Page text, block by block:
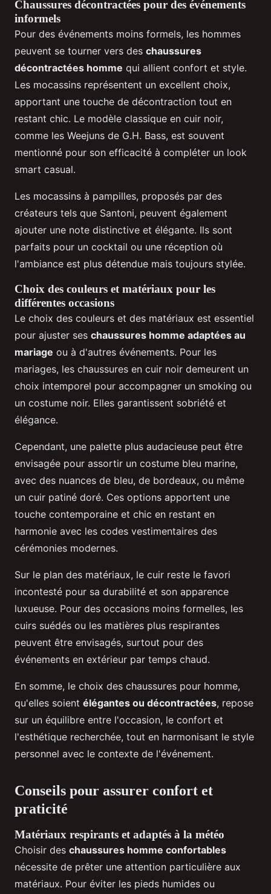
Chaussures décontractées pour des événements
informels
Pour des événements moins formels, les hommes
peuvent se tourner vers des chaussures
décontractées homme qui allient confort et style.
Les mocassins représentent un excellent choix,
apportant une touche de décontraction tout en
restant chic. Le modèle classique en cuir noir,
comme les Weejuns de G.H. Bass, est souvent
mentionné pour son efficacité à compléter un look
smart casual.
Les mocassins à pampilles, proposés par des
créateurs tels que Santoni, peuvent également
ajouter une note distinctive et élégante. Ils sont
parfaits pour un cocktail ou une réception où
l'ambiance est plus détendue mais toujours stylée.
Choix des couleurs et matériaux pour les
différentes occasions
Le choix des couleurs et des matériaux est essentiel
pour ajuster ses chaussures homme adaptées au
mariage ou à d'autres événements. Pour les
mariages, les chaussures en cuir noir demeurent un
choix intemporel pour accompagner un smoking ou
un costume noir. Elles garantissent sobriété et
élégance.
Cependant, une palette plus audacieuse peut être
envisagée pour assortir un costume bleu marine,
avec des nuances de bleu, de bordeaux, ou même
un cuir patiné doré. Ces options apportent une
touche contemporaine et chic en restant en
harmonie avec les codes vestimentaires des
cérémonies modernes.
Sur le plan des matériaux, le cuir reste le favori
incontesté pour sa durabilité et son apparence
luxueuse. Pour des occasions moins formelles, les
cuirs suédés ou les matières plus respirantes
peuvent être envisagés, surtout pour des
événements en extérieur par temps chaud.
En somme, le choix des chaussures pour homme,
qu'elles soient élégantes ou décontractées, repose
sur un équilibre entre l'occasion, le confort et
l'esthétique recherchée, tout en harmonisant le style
personnel avec le contexte de l'événement.
Conseils pour assurer confort et
praticité
Matériaux respirants et adaptés à la météo
Choisir des chaussures homme confortables
nécessite de prêter une attention particulière aux
matériaux. Pour éviter les pieds humides ou